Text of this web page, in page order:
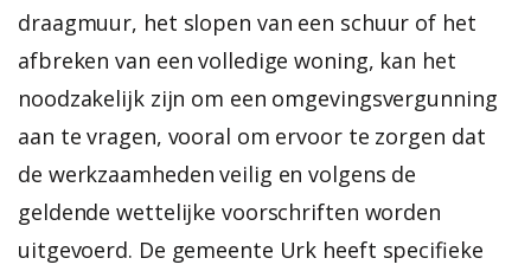
draagmuur, het slopen van een schuur of het
afbreken van een volledige woning, kan het
noodzakelijk zijn om een omgevingsvergunning
aan te vragen, vooral om ervoor te zorgen dat
de werkzaamheden veilig en volgens de
geldende wettelijke voorschriften worden
uitgevoerd. De gemeente Urk heeft specifieke